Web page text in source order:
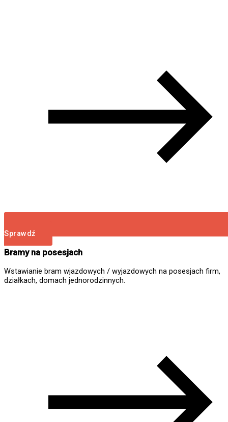
Sprawdź
Bramy na posesjach
Wstawianie bram wjazdowych / wyjazdowych na posesjach firm,
działkach, domach jednorodzinnych.